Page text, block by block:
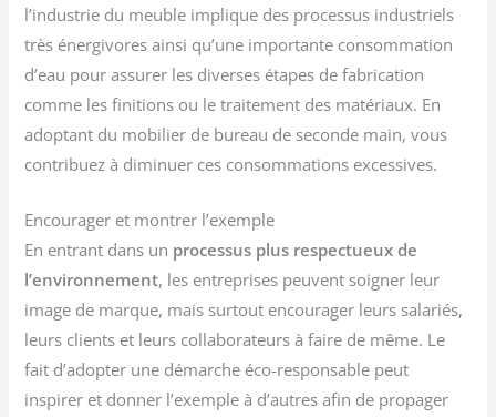
l’industrie du meuble implique des processus industriels
très énergivores ainsi qu’une importante consommation
d’eau pour assurer les diverses étapes de fabrication
comme les finitions ou le traitement des matériaux. En
adoptant du mobilier de bureau de seconde main, vous
contribuez à diminuer ces consommations excessives.
Encourager et montrer l’exemple
En entrant dans un processus plus respectueux de
l’environnement, les entreprises peuvent soigner leur
image de marque, mais surtout encourager leurs salariés,
leurs clients et leurs collaborateurs à faire de même. Le
fait d’adopter une démarche éco-responsable peut
inspirer et donner l’exemple à d’autres afin de propager